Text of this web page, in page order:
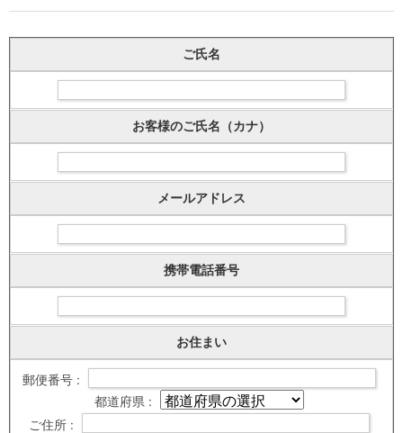
ご氏名
お客様のご氏名（カナ）
メールアドレス
携帯電話番号
お住まい
郵便番号 :
都道府県 :
ご住所 :